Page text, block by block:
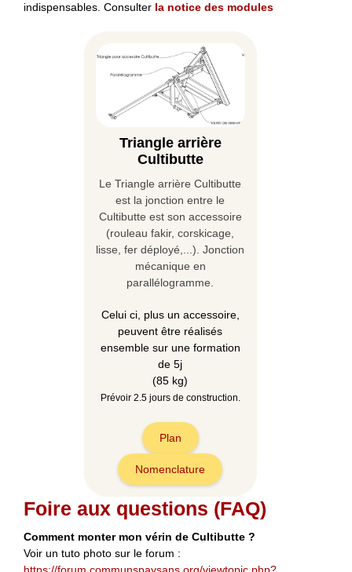
indispensables. Consulter la notice des modules
Triangle arrière
Cultibutte
Le Triangle arrière Cultibutte
est la jonction entre le
Cultibutte est son accessoire
(rouleau fakir, corskicage,
lisse, fer déployé,...). Jonction
mécanique en
parallélogramme.
Celui ci, plus un accessoire,
peuvent être réalisés
ensemble sur une formation
de 5j
(85 kg)
Prévoir 2.5 jours de construction.
Plan
Nomenclature
Foire aux questions (FAQ)
Comment monter mon vérin de Cultibutte ?
Voir un tuto photo sur le forum :